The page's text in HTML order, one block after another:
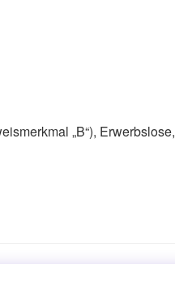
„B“), Erwerbslose,